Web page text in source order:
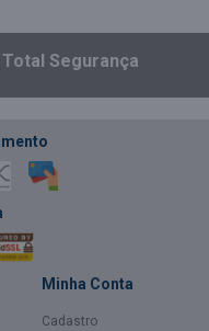
Segurança
Minha Conta
Cadastro